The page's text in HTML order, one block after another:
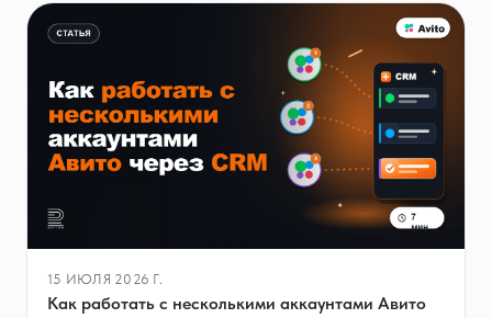
15 ИЮЛЯ 2026 Г.
Как работать с несколькими аккаунтами Авито